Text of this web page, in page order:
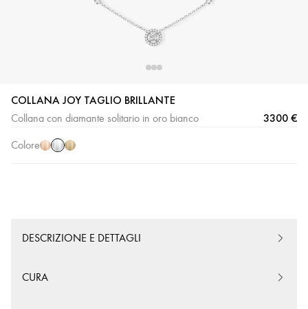
COLLANA JOY TAGLIO BRILLANTE
Collana con diamante solitario in oro bianco 3300 €
Colore
Oro
bianco
Oro
DESCRIZIONE E DETTAGLI
CURA